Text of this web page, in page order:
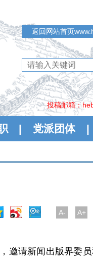
返回网站首页
投稿邮箱：
| 党派团体 |
A- A+
邀请新闻出版界委